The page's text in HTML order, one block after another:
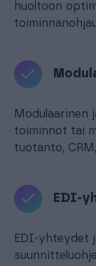
huoltoon
Modulaarinen
toiminnot tai
tuotanto,
EDI-
EDI-yhteydet